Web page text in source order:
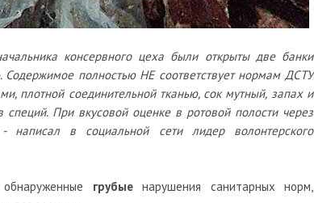
консервного цеха были открыты две банки
Содержимое полностью НЕ соответствует нормам ДСТУ
плотной соединительной тканью, сок мутный, запах и
При вкусовой оценке в ротовой полости через
написал в социальной сети лидер волонтерского
грубыенарушения санитарных норм,